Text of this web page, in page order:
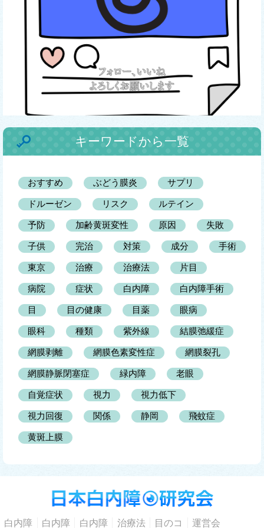
キーワードから一覧
おすすめ ぶどう膜炎 サプリ
ドルーゼン リスク ルテイン
予防 加齢黄斑変性 原因 失敗
子供 完治 対策 成分 手術
東京 治療 治療法 片目
病院 症状 白内障 白内障手術
目 目の健康 目薬 眼病
眼科 種類 紫外線 結膜弛緩症
網膜剥離 網膜色素変性症 網膜裂孔
網膜静脈閉塞症 緑内障 老眼
自覚症状 視力 視力低下
視力回復 関係 静岡 飛蚊症
黄斑上膜
白内障 白内障 白内障 治療法 目のコ 運営会